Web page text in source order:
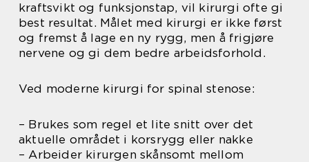
kraftsvikt og funksjonstap, vil kirurgi ofte gi
best resultat. Målet med kirurgi er ikke først
og fremst å lage en ny rygg, men å frigjøre
nervene og gi dem bedre arbeidsforhold.
Ved moderne kirurgi for spinal stenose:
– Brukes som regel et lite snitt over det
aktuelle området i korsrygg eller nakke
– Arbeider kirurgen skånsomt mellom